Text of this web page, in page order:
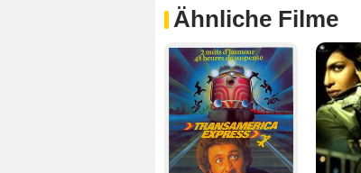
Ähnliche Filme